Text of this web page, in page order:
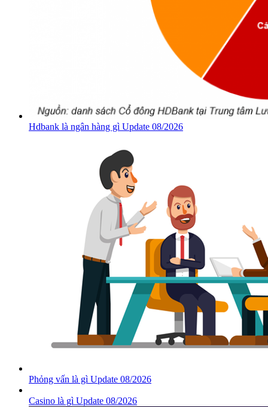
Hdbank là ngân hàng gì Update 08/2026
Phỏng vấn là gì Update 08/2026
Casino là gì Update 08/2026